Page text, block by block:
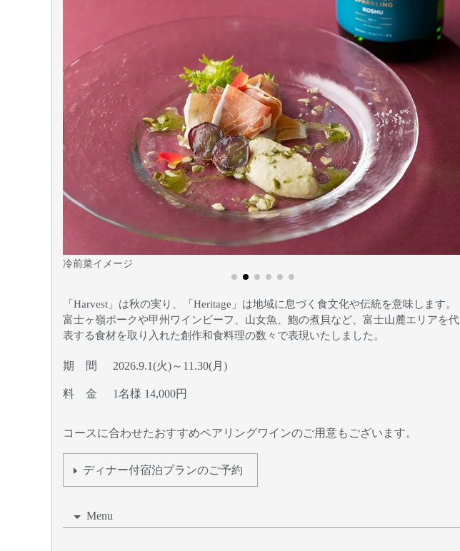
温前菜イメージ
「Harvest」は秋の実り、「Heritage」は地域に息づく食文化や伝統を意味します。
富士ヶ嶺ポークや甲州ワインビーフ、山女魚、鮑の煮貝など、富士山麓エリアを代
表する食材を取り入れた創作和食料理の数々で表現いたしました。
期 間 2026.9.1(火)～11.30(月)
料 金 1名様 14,000円
コースに合わせたおすすめペアリングワインのご用意もございます。
ディナー付宿泊プランのご予約
Menu